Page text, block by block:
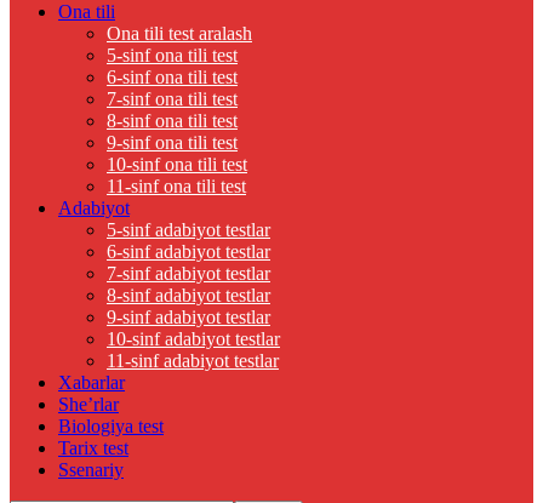
Ona tili
Ona tili test aralash
5-sinf ona tili test
6-sinf ona tili test
7-sinf ona tili test
8-sinf ona tili test
9-sinf ona tili test
10-sinf ona tili test
11-sinf ona tili test
Adabiyot
5-sinf adabiyot testlar
6-sinf adabiyot testlar
7-sinf adabiyot testlar
8-sinf adabiyot testlar
9-sinf adabiyot testlar
10-sinf adabiyot testlar
11-sinf adabiyot testlar
Xabarlar
She’rlar
Biologiya test
Tarix test
Ssenariy